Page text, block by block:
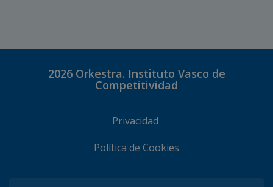
2026 Orkestra. Instituto Vasco de
Competitividad
Privacidad
Política de Cookies